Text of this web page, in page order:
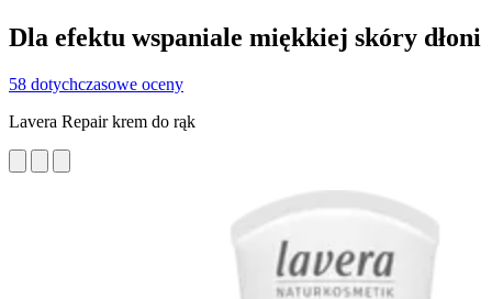
Dla efektu wspaniale miękkiej skóry dłoni
58 dotychczasowe oceny
Lavera Repair krem do rąk